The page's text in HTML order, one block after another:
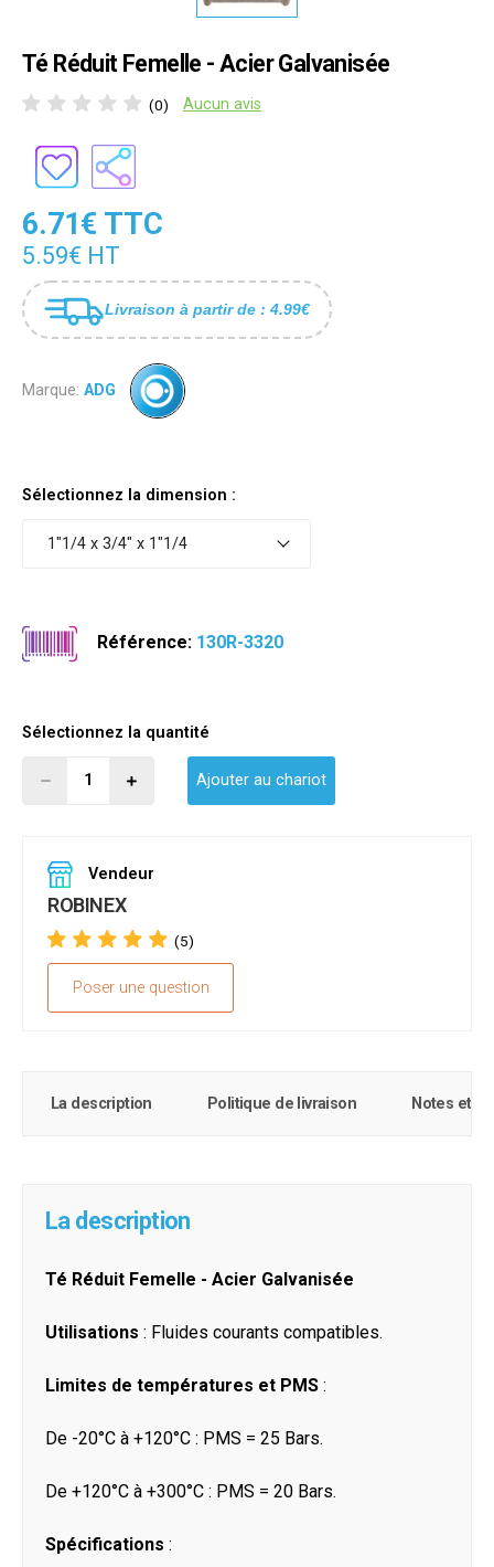
Té Réduit Femelle - Acier Galvanisée
(0) Aucun avis
6.71€ TTC
5.59€ HT
Livraison à partir de : 4.99€
Marque: ADG
Sélectionnez la dimension :
1"1/4 x 3/4" x 1"1/4
Référence: 130R-3320
Sélectionnez la quantité
Ajouter au chariot
Vendeur
ROBINEX
(5)
Poser une question
La description Politique de livraison Notes et
La description
Té Réduit Femelle - Acier Galvanisée
Utilisations : Fluides courants compatibles.
Limites de températures et PMS :
De -20°C à +120°C : PMS = 25 Bars.
De +120°C à +300°C : PMS = 20 Bars.
Spécifications :